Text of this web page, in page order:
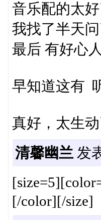
音乐配的太好
我找了半天
最后 有好心
早知道这有
真好，太生动
清馨幽兰 发
[/color][/size]